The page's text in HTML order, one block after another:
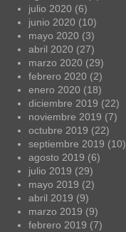
julio 2020 (6)
junio 2020 (10)
mayo 2020 (3)
abril 2020 (27)
marzo 2020 (29)
febrero 2020 (2)
enero 2020 (18)
diciembre 2019 (22)
noviembre 2019 (7)
octubre 2019 (22)
septiembre 2019 (10)
agosto 2019 (6)
julio 2019 (29)
mayo 2019 (2)
abril 2019 (9)
marzo 2019 (9)
febrero 2019 (7)